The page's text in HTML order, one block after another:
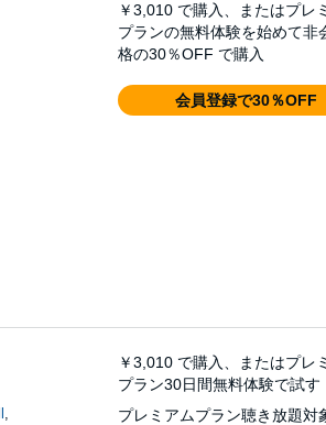
￥3,010 で購入、またはプレ
プランの無料体験を始めて非
格の30％OFF で購入
会員登録で30％OFF
￥3,010 で購入、またはプレ
プラン30日間無料体験で試す
プレミアムプラン聴き放題対